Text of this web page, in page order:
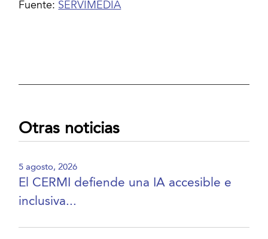
Fuente: SERVIMEDIA
Otras noticias
5 agosto, 2026
El CERMI defiende una IA accesible e
inclusiva...